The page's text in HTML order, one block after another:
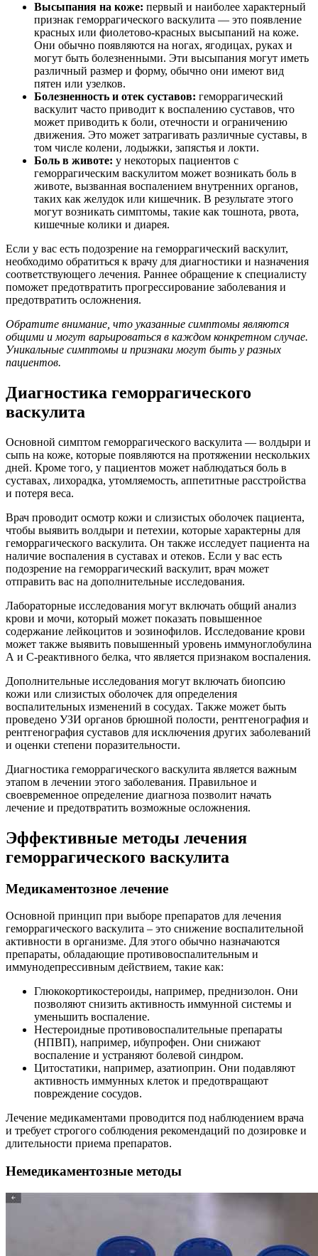
Высыпания на коже: первый и наиболее характерный
признак геморрагического васкулита — это появление
красных или фиолетово-красных высыпаний на коже.
Они обычно появляются на ногах, ягодицах, руках и
могут быть болезненными. Эти высыпания могут иметь
различный размер и форму, обычно они имеют вид
пятен или узелков.
Болезненность и отек суставов: геморрагический
васкулит часто приводит к воспалению суставов, что
может приводить к боли, отечности и ограничению
движения. Это может затрагивать различные суставы, в
том числе колени, лодыжки, запястья и локти.
Боль в животе: у некоторых пациентов с
геморрагическим васкулитом может возникать боль в
животе, вызванная воспалением внутренних органов,
таких как желудок или кишечник. В результате этого
могут возникать симптомы, такие как тошнота, рвота,
кишечные колики и диарея.
Если у вас есть подозрение на геморрагический васкулит,
необходимо обратиться к врачу для диагностики и назначения
соответствующего лечения. Раннее обращение к специалисту
поможет предотвратить прогрессирование заболевания и
предотвратить осложнения.
Обратите внимание, что указанные симптомы являются
общими и могут варьироваться в каждом конкретном случае.
Уникальные симптомы и признаки могут быть у разных
пациентов.
Диагностика геморрагического
васкулита
Основной симптом геморрагического васкулита — волдыри и
сыпь на коже, которые появляются на протяжении нескольких
дней. Кроме того, у пациентов может наблюдаться боль в
суставах, лихорадка, утомляемость, аппетитные расстройства
и потеря веса.
Врач проводит осмотр кожи и слизистых оболочек пациента,
чтобы выявить волдыри и петехии, которые характерны для
геморрагического васкулита. Он также исследует пациента на
наличие воспаления в суставах и отеков. Если у вас есть
подозрение на геморрагический васкулит, врач может
отправить вас на дополнительные исследования.
Лабораторные исследования могут включать общий анализ
крови и мочи, который может показать повышенное
содержание лейкоцитов и эозинофилов. Исследование крови
может также выявить повышенный уровень иммуноглобулина
А и С-реактивного белка, что является признаком воспаления.
Дополнительные исследования могут включать биопсию
кожи или слизистых оболочек для определения
воспалительных изменений в сосудах. Также может быть
проведено УЗИ органов брюшной полости, рентгенография и
рентгенография суставов для исключения других заболеваний
и оценки степени поразительности.
Диагностика геморрагического васкулита является важным
этапом в лечении этого заболевания. Правильное и
своевременное определение диагноза позволит начать
лечение и предотвратить возможные осложнения.
Эффективные методы лечения
геморрагического васкулита
Медикаментозное лечение
Основной принцип при выборе препаратов для лечения
геморрагического васкулита – это снижение воспалительной
активности в организме. Для этого обычно назначаются
препараты, обладающие противовоспалительным и
иммунодепрессивным действием, такие как:
Глюкокортикостероиды, например, преднизолон. Они
позволяют снизить активность иммунной системы и
уменьшить воспаление.
Нестероидные противовоспалительные препараты
(НПВП), например, ибупрофен. Они снижают
воспаление и устраняют болевой синдром.
Цитостатики, например, азатиоприн. Они подавляют
активность иммунных клеток и предотвращают
повреждение сосудов.
Лечение медикаментами проводится под наблюдением врача
и требует строгого соблюдения рекомендаций по дозировке и
длительности приема препаратов.
Немедикаментозные методы